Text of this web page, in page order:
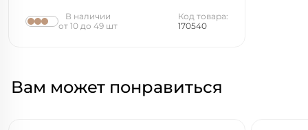
В наличии
от 10 до 49 шт
Код товара:
170540
Вам может понравиться